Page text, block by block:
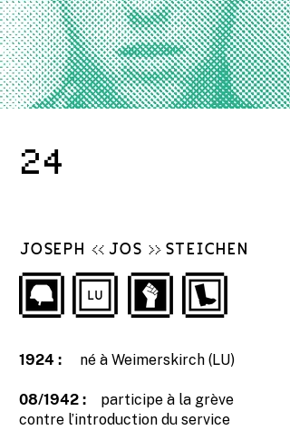
24
JOSEPH <<JOS >>STEICHEN
1924 : né à Weimerskirch (LU)
08/1942 : participe à la grève
contre l’introduction du service